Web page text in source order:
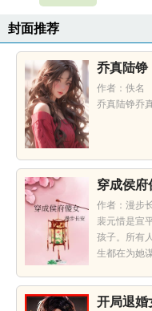
封面推荐
乔真陆铮
作者：佚名
乔真陆铮乔
穿成侯府
作者：漫步
裴元惜是宣
孩子。所有
生都在为她
开局退婚